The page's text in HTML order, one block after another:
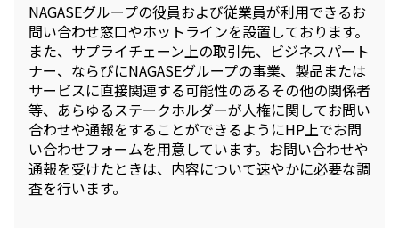
NAGASEグループの役員および従業員が利用できるお
問い合わせ窓口やホットラインを設置しております。
また、サプライチェーン上の取引先、ビジネスパート
ナー、ならびにNAGASEグループの事業、製品または
サービスに直接関連する可能性のあるその他の関係者
等、あらゆるステークホルダーが人権に関してお問い
合わせや通報をすることができるようにHP上でお問
い合わせフォームを用意しています。お問い合わせや
通報を受けたときは、内容について速やかに必要な調
査を行います。